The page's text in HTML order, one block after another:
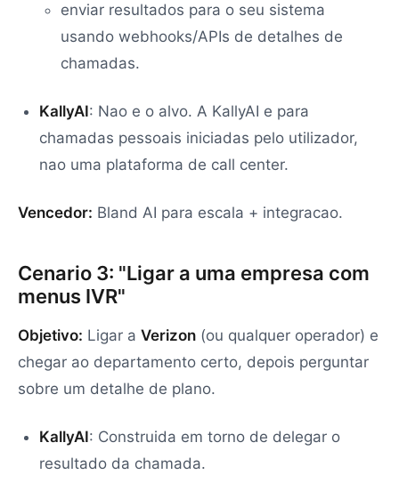
enviar resultados para o seu sistema
usando webhooks/APIs de detalhes de
chamadas.
KallyAI: Nao e o alvo. A KallyAI e para
chamadas pessoais iniciadas pelo utilizador,
nao uma plataforma de call center.
Vencedor: Bland AI para escala + integracao.
Cenario 3: "Ligar a uma empresa com
menus IVR"
Objetivo: Ligar a Verizon (ou qualquer operador) e
chegar ao departamento certo, depois perguntar
sobre um detalhe de plano.
KallyAI: Construida em torno de delegar o
resultado da chamada.